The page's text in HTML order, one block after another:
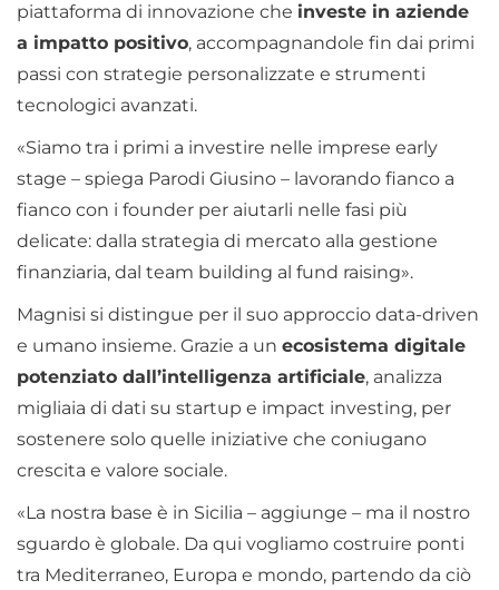
piattaforma di innovazione che investe in aziende
a impatto positivo, accompagnandole fin dai primi
passi con strategie personalizzate e strumenti
tecnologici avanzati.
«Siamo tra i primi a investire nelle imprese early
stage – spiega Parodi Giusino – lavorando fianco a
fianco con i founder per aiutarli nelle fasi più
delicate: dalla strategia di mercato alla gestione
finanziaria, dal team building al fund raising».
Magnisi si distingue per il suo approccio data-driven
e umano insieme. Grazie a un ecosistema digitale
potenziato dall’intelligenza artificiale, analizza
migliaia di dati su startup e impact investing, per
sostenere solo quelle iniziative che coniugano
crescita e valore sociale.
«La nostra base è in Sicilia – aggiunge – ma il nostro
sguardo è globale. Da qui vogliamo costruire ponti
tra Mediterraneo, Europa e mondo, partendo da ciò